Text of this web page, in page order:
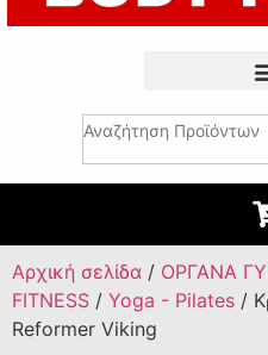
Αρχική σελίδα / ΟΡΓΑΝΑ
FITNESS / Yoga - Pilates /
Reformer Viking